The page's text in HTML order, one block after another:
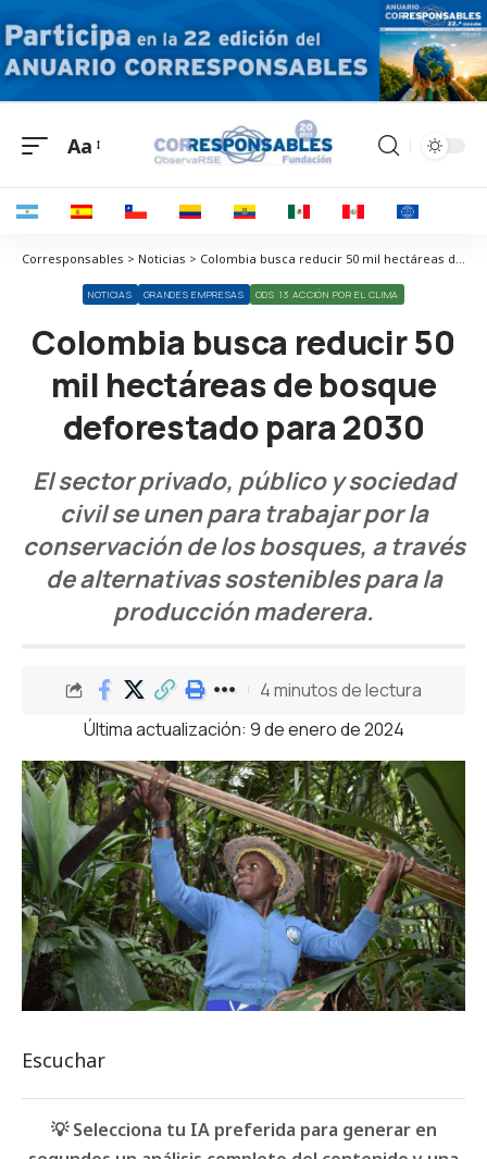
Aa
Corresponsables > Noticias > Colombia busca reducir 50 mil hectáreas de bosque deforestado para 2030
NOTICIAS GRANDES EMPRESAS ODS 13 ACCIÓN POR EL CLIMA
Colombia busca reducir 50
mil hectáreas de bosque
deforestado para 2030
El sector privado, público y sociedad
civil se unen para trabajar por la
conservación de los bosques, a través
de alternativas sostenibles para la
producción maderera.
Última actualización: 9 de enero de 2024
4 minutos de lectura
Escuchar
💡 Selecciona tu IA preferida para generar en